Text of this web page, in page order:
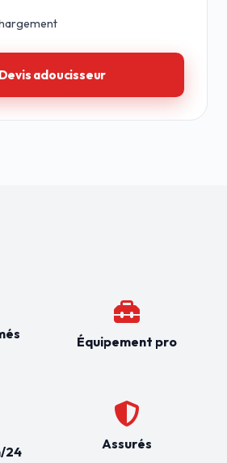
adoucisseur
24
Équipement pro
Assurés